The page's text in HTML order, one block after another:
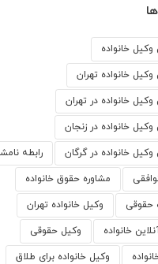
وکیل خانواده
وکیل خانواده تهران
وکیل خانواده در تهران
وکیل خانواده در زنجان
وکیل خانواده در گرگان رابطه
مشاوره حقوق خانواده
حقوقی وكيل خانواده تهران
خانواده وکیل حقوقی
وکیل خانواده برای طلاق